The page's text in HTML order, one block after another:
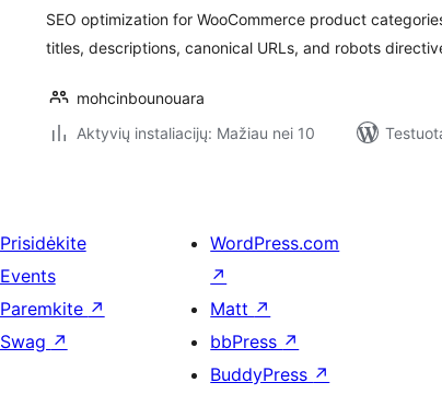
SEO optimization for WooCommerce product
titles, descriptions, canonical URLs, and robots
mohcinbounouara
Aktyvių instaliacijų: Mažiau nei 10
Prisidėkite
Events
Paremkite ↗
Swag ↗
WordPress.com
↗
Matt ↗
bbPress ↗
BuddyPress ↗